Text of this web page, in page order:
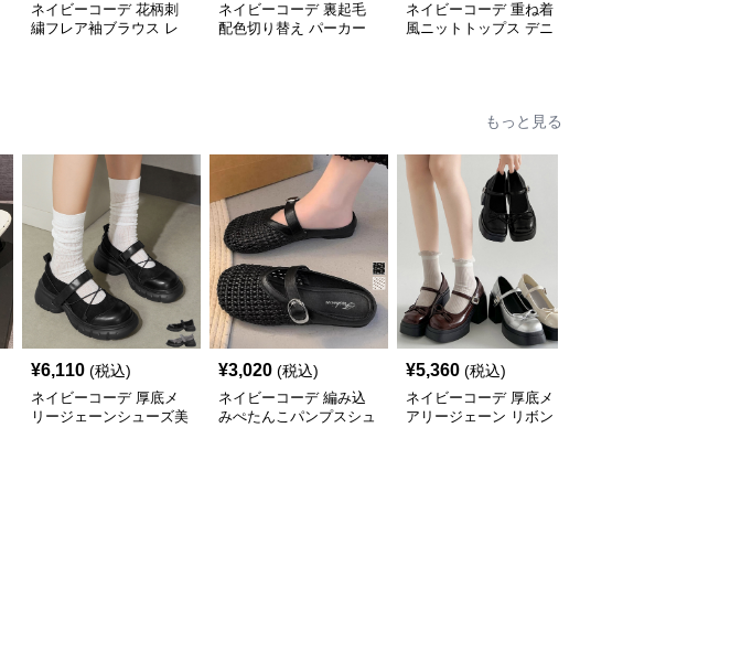
ネイビーコーデ 花柄刺
繍フレア袖ブラウス レ
ネイビーコーデ 裏起毛
配色切り替え パーカー
ネイビーコーデ 重ね着
風ニットトップス デニ
もっと見る
¥6,110 (税込)
ネイビーコーデ 厚底メ
リージェーンシューズ美
¥3,020 (税込)
ネイビーコーデ 編み込
みぺたんこパンプスシュ
¥5,360 (税込)
ネイビーコーデ 厚底メ
アリージェーン リボン